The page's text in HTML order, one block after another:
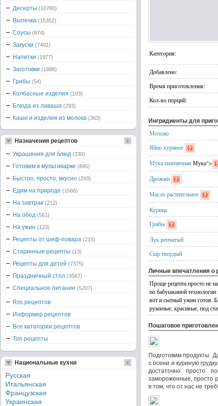
Категория:
Добавлено:
Время приготовления:
Кол-во порций:
Ингридиенты для
Молоко
Яйцо куриное
Мука пшеничная Мука">
Дрожжи
Масло растительное
Курица
Грибы
Лук репчатый
Сыр твердый
Личные впечатления о
Проще рецепта просто не
по бабушкиной
вот и сытный ужин готов.
румяные, красивые, под
Пошаговое
Подготовим продукты.
с осени и куриную
достаточно просто
замороженные, просто
в том, что от нас не
Десерты (10780)
Выпечка (15352)
Соусы (874)
Закуски (7401)
Напитки (1977)
Заготовки (1886)
Грибы (54)
Колбасные изделия (103)
Блюда из лаваша (293)
Каши и изделия из молока (363)
Назначения рецептов
Украшения для блюд (330)
Готовим в мультиварке (845)
Быстро, просто, вкусно (293)
Едим на природе (1566)
На завтрак (212)
На обед (561)
На ужин (123)
Рецепты от шеф-повара (215)
Старинные рецепты (13)
Рецепты для детей (7375)
Праздничный стол (3567)
Специальное питание (5207)
Rss рецептов
Информер рецептов
Все категории рецептов
Топ рецепты
Национальные кухни
Русская
Итальянская
Французская
Украинская